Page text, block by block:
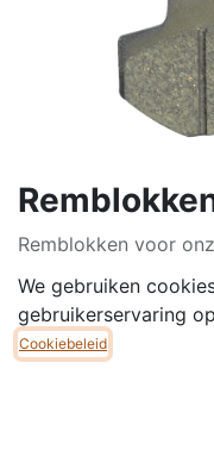
Remblokken voor
Montage zowel
Breedte: 77mm
Hoogte: 42mm
We gebruiken
gebruikerservaring
Cookiebeleid